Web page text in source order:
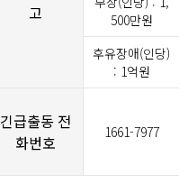
고
500만원
후유장애(인당)
: 1억원
긴급출동 전
화번호
1661-7977